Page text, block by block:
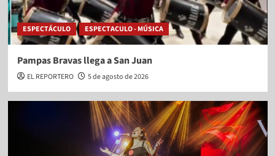
ESPECTÁCULO ESPECTACULO - MÚSICA
Pampas Bravas llega a San Juan
EL REPORTERO 5 de agosto de 2026